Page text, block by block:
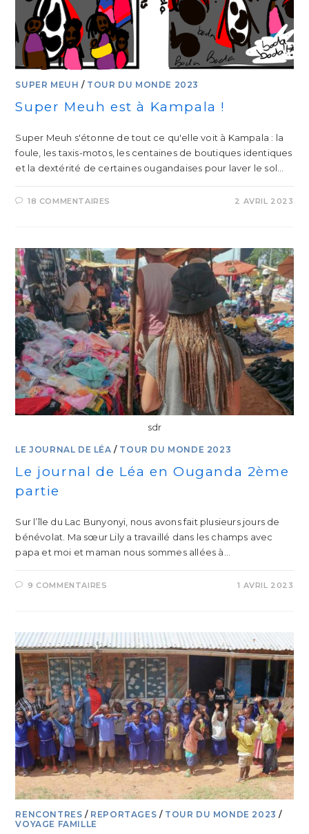
SUPER MEUH / TOUR DU MONDE 2023
Super Meuh est à Kampala !
Super Meuh s'étonne de tout ce qu'elle voit à Kampala : la
foule, les taxis-motos, les centaines de boutiques identiques
et la dextérité de certaines ougandaises pour laver le sol…
18 COMMENTAIRES 2 AVRIL 2023
sdr
LE JOURNAL DE LÉA / TOUR DU MONDE 2023
Le journal de Léa en Ouganda 2ème
partie
Sur l’île du Lac Bunyonyi, nous avons fait plusieurs jours de
bénévolat. Ma sœur Lily a travaillé dans les champs avec
papa et moi et maman nous sommes allées à…
9 COMMENTAIRES 1 AVRIL 2023
RENCONTRES / REPORTAGES / TOUR DU MONDE 2023 /
VOYAGE FAMILLE